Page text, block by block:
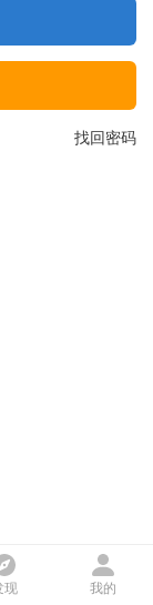
找回密码
现 我的